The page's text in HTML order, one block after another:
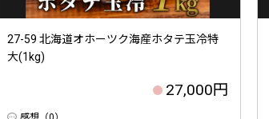
27-59 北海道オホーツク海産ホタテ玉冷特
大(1kg)
27,000円